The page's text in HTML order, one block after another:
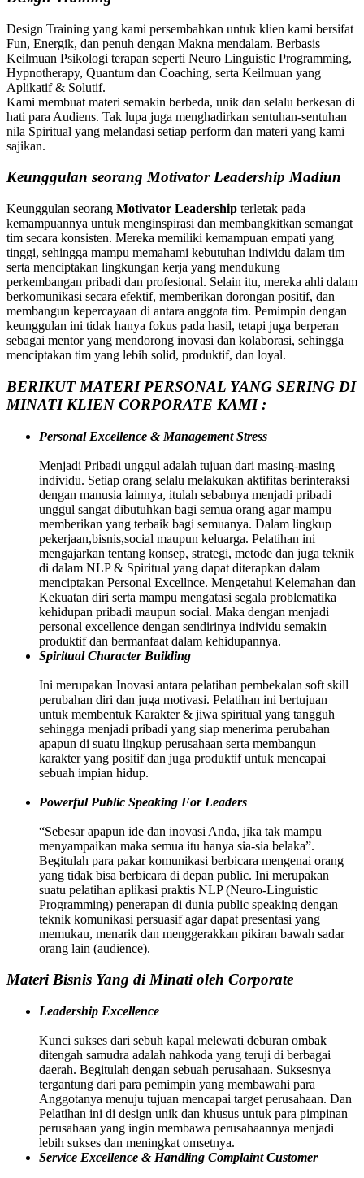
Design Training yang kami persembahkan untuk klien kami bersifat
Fun, Energik, dan penuh dengan Makna mendalam. Berbasis
Keilmuan Psikologi terapan seperti Neuro Linguistic Programming,
Hypnotherapy, Quantum dan Coaching, serta Keilmuan yang
Aplikatif & Solutif.
Kami membuat materi semakin berbeda, unik dan selalu berkesan di
hati para Audiens. Tak lupa juga menghadirkan sentuhan-sentuhan
nila Spiritual yang melandasi setiap perform dan materi yang kami
sajikan.
Keunggulan seorang Motivator Leadership Madiun
Keunggulan seorang Motivator Leadership terletak pada
kemampuannya untuk menginspirasi dan membangkitkan semangat
tim secara konsisten. Mereka memiliki kemampuan empati yang
tinggi, sehingga mampu memahami kebutuhan individu dalam tim
serta menciptakan lingkungan kerja yang mendukung
perkembangan pribadi dan profesional. Selain itu, mereka ahli dalam
berkomunikasi secara efektif, memberikan dorongan positif, dan
membangun kepercayaan di antara anggota tim. Pemimpin dengan
keunggulan ini tidak hanya fokus pada hasil, tetapi juga berperan
sebagai mentor yang mendorong inovasi dan kolaborasi, sehingga
menciptakan tim yang lebih solid, produktif, dan loyal.
BERIKUT MATERI PERSONAL YANG SERING DI
MINATI KLIEN CORPORATE KAMI :
Personal Excellence & Management Stress
Menjadi Pribadi unggul adalah tujuan dari masing-masing
individu. Setiap orang selalu melakukan aktifitas berinteraksi
dengan manusia lainnya, itulah sebabnya menjadi pribadi
unggul sangat dibutuhkan bagi semua orang agar mampu
memberikan yang terbaik bagi semuanya. Dalam lingkup
pekerjaan,bisnis,social maupun keluarga. Pelatihan ini
mengajarkan tentang konsep, strategi, metode dan juga teknik
di dalam NLP & Spiritual yang dapat diterapkan dalam
menciptakan Personal Excellnce. Mengetahui Kelemahan dan
Kekuatan diri serta mampu mengatasi segala problematika
kehidupan pribadi maupun social. Maka dengan menjadi
personal excellence dengan sendirinya individu semakin
produktif dan bermanfaat dalam kehidupannya.
Spiritual Character Building
Ini merupakan Inovasi antara pelatihan pembekalan soft skill
perubahan diri dan juga motivasi. Pelatihan ini bertujuan
untuk membentuk Karakter & jiwa spiritual yang tangguh
sehingga menjadi pribadi yang siap menerima perubahan
apapun di suatu lingkup perusahaan serta membangun
karakter yang positif dan juga produktif untuk mencapai
sebuah impian hidup.
Powerful Public Speaking For Leaders
“Sebesar apapun ide dan inovasi Anda, jika tak mampu
menyampaikan maka semua itu hanya sia-sia belaka”.
Begitulah para pakar komunikasi berbicara mengenai orang
yang tidak bisa berbicara di depan public. Ini merupakan
suatu pelatihan aplikasi praktis NLP (Neuro-Linguistic
Programming) penerapan di dunia public speaking dengan
teknik komunikasi persuasif agar dapat presentasi yang
memukau, menarik dan menggerakkan pikiran bawah sadar
orang lain (audience).
Materi Bisnis Yang di Minati oleh Corporate
Leadership Excellence
Kunci sukses dari sebuh kapal melewati deburan ombak
ditengah samudra adalah nahkoda yang teruji di berbagai
daerah. Begitulah dengan sebuah perusahaan. Suksesnya
tergantung dari para pemimpin yang membawahi para
Anggotanya menuju tujuan mencapai target perusahaan. Dan
Pelatihan ini di design unik dan khusus untuk para pimpinan
perusahaan yang ingin membawa perusahaannya menjadi
lebih sukses dan meningkat omsetnya.
Service Excellence & Handling Complaint Customer